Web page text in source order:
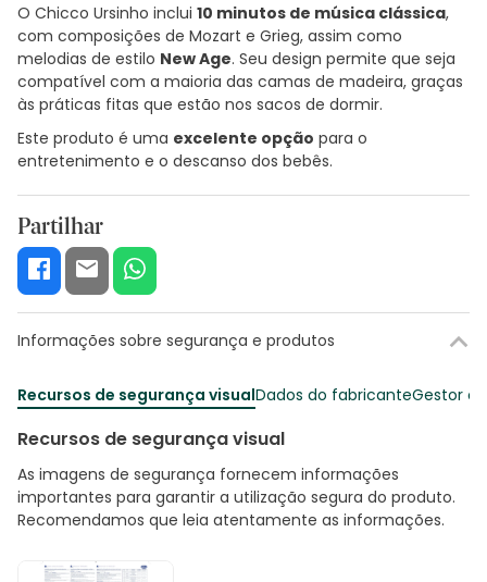
O Chicco Ursinho inclui 10 minutos de música clássica,
com composições de Mozart e Grieg, assim como
melodias de estilo New Age. Seu design permite que seja
compatível com a maioria das camas de madeira, graças
às práticas fitas que estão nos sacos de dormir.
Este produto é uma excelente opção para o
entretenimento e o descanso dos bebês.
Partilhar
Informações sobre segurança e produtos
Recursos de segurança visualDados do fabricanteGestor
Recursos de segurança visual
As imagens de segurança fornecem informações
importantes para garantir a utilização segura do produto.
Recomendamos que leia atentamente as informações.